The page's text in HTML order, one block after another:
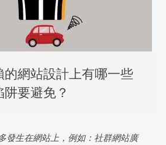
的網站設計上有哪一些
要避免？
發生在網站上，例如：社群網站廣